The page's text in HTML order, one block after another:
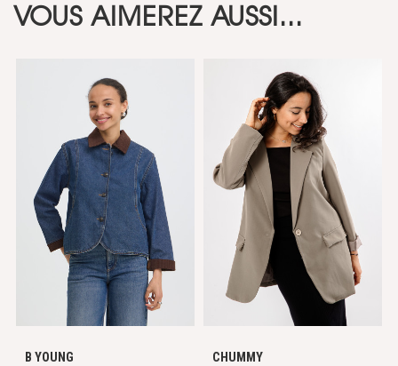
VOUS AIMEREZ AUSSI...
B YOUNG CHUMMY